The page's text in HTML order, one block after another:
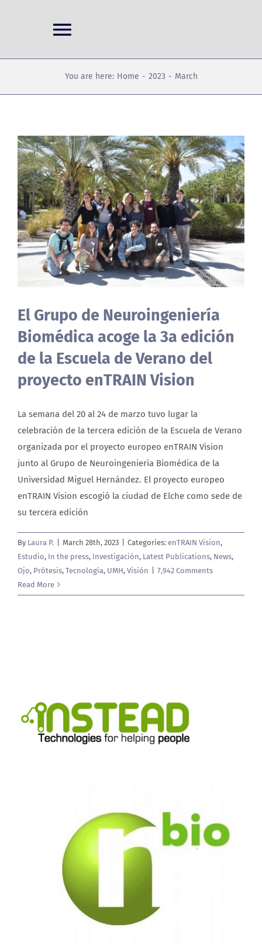
Toggle
Navigation
Conferences
News
Publications
About us
You are here: Home 2023 March
El Grupo de Neuroingeniería
Biomédica acoge la 3a edición
de la Escuela de Verano del
proyecto enTRAIN Vision
La semana del 20 al 24 de marzo tuvo lugar la
celebración de la tercera edición de la Escuela de Verano
organizada por el proyecto europeo enTRAIN Vision
junto al Grupo de Neuroingeniería Biomédica de la
Universidad Miguel Hernández. El proyecto europeo
enTRAIN Vision escogió la ciudad de Elche como sede de
su tercera edición
By Laura P. March 28th, 2023 Categories: enTRAIN Vision,
Estudio, In the press, Investigación, Latest Publications, News,
Ojo, Prótesis, Tecnología, UMH, Visión
7,942 Comments
Read More